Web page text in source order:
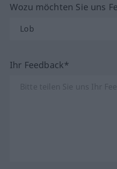
Wozu möchten Sie uns
Ihr Feedback*